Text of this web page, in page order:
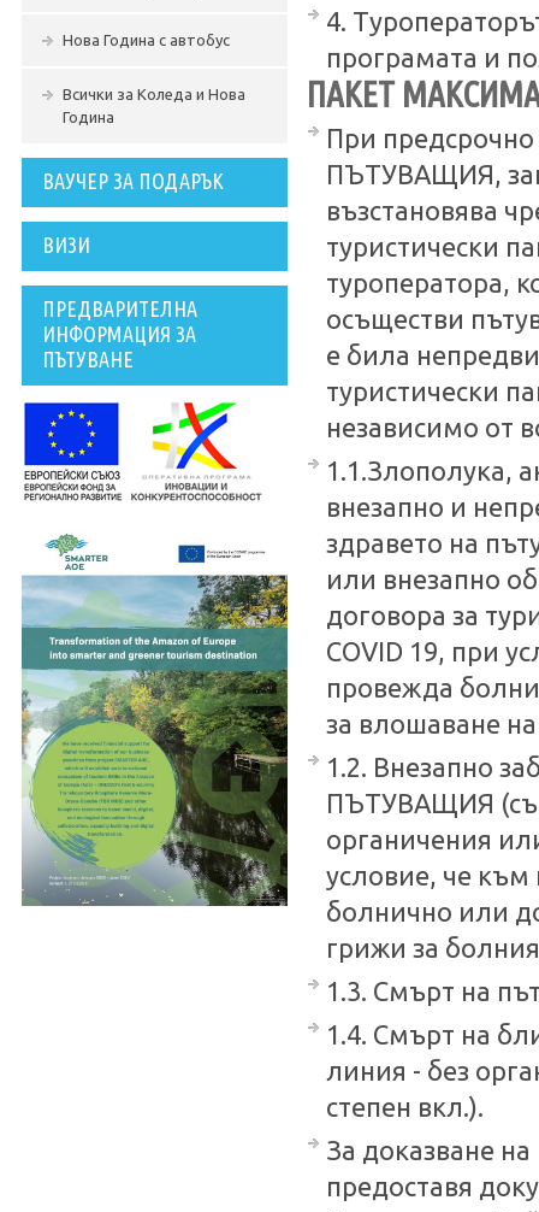
Нова Година с автобус
Всички за Коледа и Нова
Година
ВАУЧЕР ЗА ПОДАРЪК
ВИЗИ
ПРЕДВАРИТЕЛНА
ИНФОРМАЦИЯ ЗА
ПЪТУВАНЕ
4.
програмата и
ПАКЕТ
При
ПЪТУВАЩИЯ,
възстановява
туристически
туроператора,
осъществи
е била
туристически
независимо от
1.1.Злополука,
внезапно и
здравето на
или внезапно
договора за
COVID 19, при
провежда
за влошаване
1.2. Внезапно
ПЪТУВАЩИЯ
органичения
условие, че към
болнично или
грижи за
1.3. Смърт на
1.4. Смърт на
линия - без
степен вкл.).
За доказване
предоставя